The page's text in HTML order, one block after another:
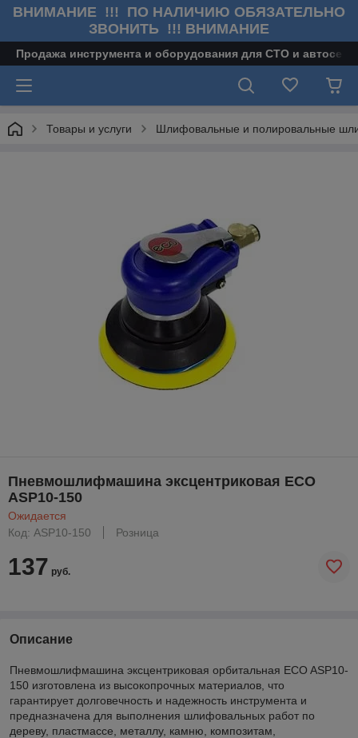
ВНИМАНИЕ !!! ПО НАЛИЧИЮ ОБЯЗАТЕЛЬНО
ЗВОНИТЬ !!! ВНИМАНИЕ
Продажа инструмента и оборудования для СТО и
Товары и услуги Шлифовальные и полировальные
Пневмошлифмашина эксцентриковая ECO
ASP10-150
Ожидается
Код: ASP10-150
Розница
137 руб.
Описание
Пневмошлифмашина эксцентриковая орбитальная ECO ASP10-
150 изготовлена из высокопрочных материалов, что
гарантирует долговечность и надежность инструмента и
предназначена для выполнения шлифовальных работ по
дереву, пластмассе, металлу, камню, композитам,